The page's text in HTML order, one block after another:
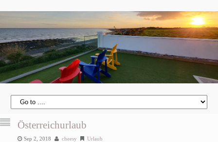
Österreichurlaub
Sep 2, 2018 cheesy Urlaub